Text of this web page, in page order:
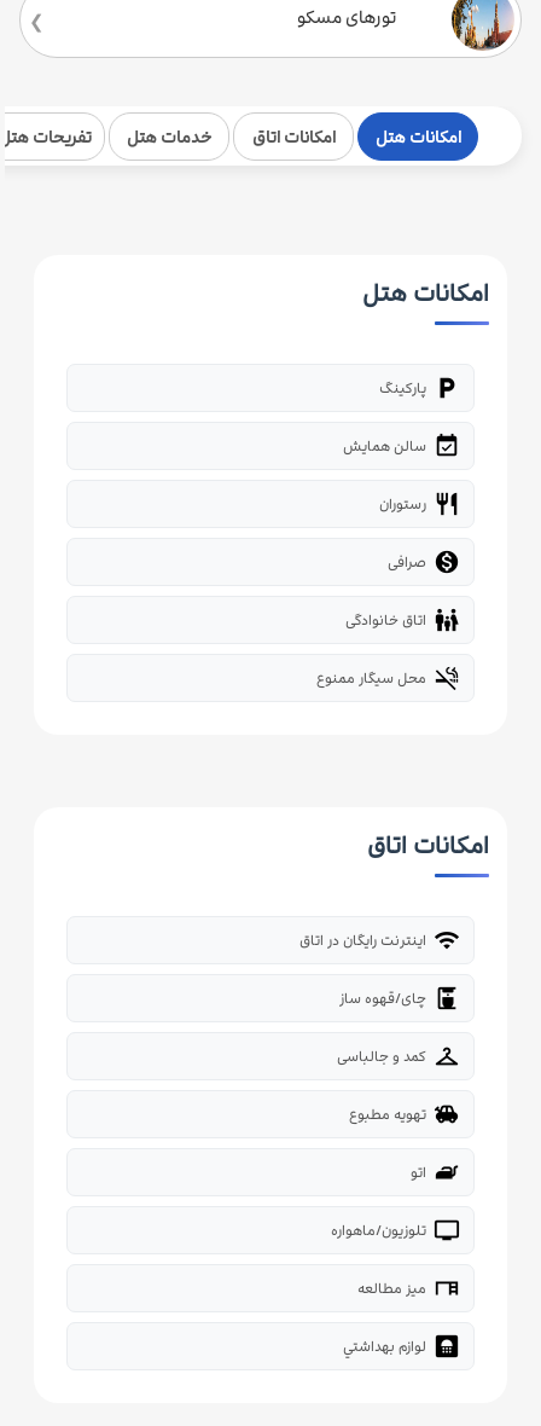
تورهای مسکو
امکانات هتل امکانات اتاق خدمات هتل تفریحات
امکانات هتل
local_parking پارکینگ
event_available سالن همایش
restaurant رستوران
 صرافی
family_restroom اتاق خانوادگی
smoke_free محل سیگار ممنوع
امکانات اتاق
wifi اینترنت رایگان در اتاق
coffee_maker چای/قهوه ساز
checkroom کمد و جالباسی
toys تهویه مطبوع
iron اتو
tv تلوزیون/ماهواره
desk میز مطالعه
bathroom لوازم بهداشتي